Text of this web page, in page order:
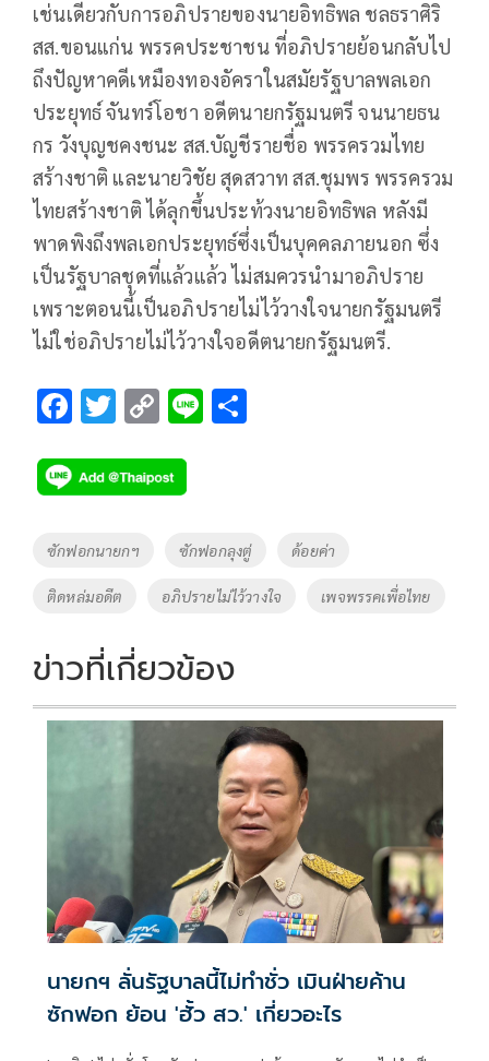
เช่นเดียวกับการอภิปรายของนายอิทธิพล ชลธราศิริ
สส.ขอนแก่น พรรคประชาชน ที่อภิปรายย้อนกลับไป
ถึงปัญหาคดีเหมืองทองอัคราในสมัยรัฐบาลพลเอก
ประยุทธ์ จันทร์โอชา อดีตนายกรัฐมนตรี จนนายธน
กร วังบุญชคงชนะ สส.บัญชีรายชื่อ พรรครวมไทย
สร้างชาติ และนายวิชัย สุดสวาท สส.ชุมพร พรรครวม
ไทยสร้างชาติ ได้ลุกขึ้นประท้วงนายอิทธิพล หลังมี
พาดพิงถึงพลเอกประยุทธ์ซึ่งเป็นบุคคลภายนอก ซึ่ง
เป็นรัฐบาลชุดที่แล้วแล้ว ไม่สมควรนำมาอภิปราย
เพราะตอนนี้เป็นอภิปรายไม่ไว้วางใจนายกรัฐมนตรี
ไม่ใช่อภิปรายไม่ไว้วางใจอดีตนายกรัฐมนตรี.
F
e
b
o
o
k
T
tt
er
C
p
y
Li
n
k
Li
Tags
ซักฟอกนายกฯ ซักฟอกลุงตู่ ด้อยค่า
ติดหล่มอดีต อภิปรายไม่ไว้วางใจ เพจพรรคเพื่อไทย
ข่าวที่เกี่ยวข้อง
นายกฯ ลั่นรัฐบาลนี้ไม่ทำชั่ว เมินฝ่ายค้าน
ซักฟอก ย้อน 'ฮั้ว สว.' เกี่ยวอะไร